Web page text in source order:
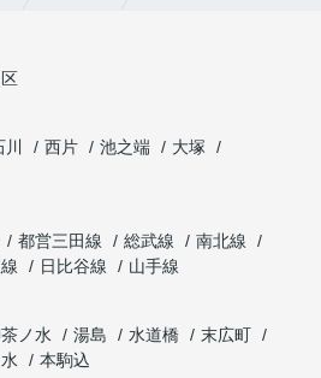
川 西片 池之端
大塚
都営三田線 総武線
南北線
日比谷線
山手線
ノ水 湯島 水道橋
末広町
本駒込